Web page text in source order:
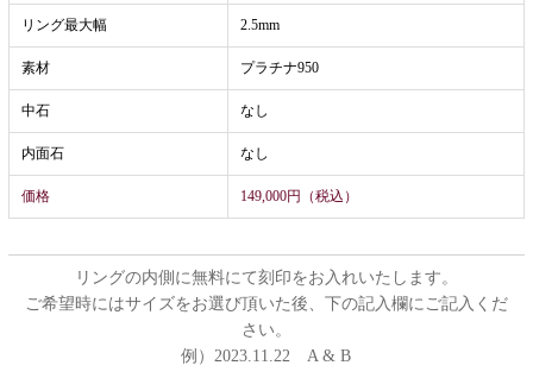
リング最大幅 2.5mm
素材 プラチナ950
中石 なし
内面石 なし
価格 149,000円（税込）
リングの内側に無料にて刻印をお入れいたします。
ご希望時にはサイズをお選び頂いた後、下の記入欄にご記入くだ
さい。
例）2023.11.22 A & B